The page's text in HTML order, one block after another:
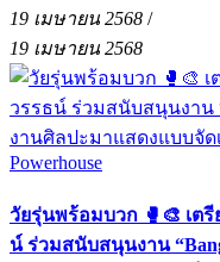
19 เมษายน 2568 /
19 เมษายน 2568
วัยรุ่นพร้อมบวก 🥊🎨 เต
น์ ร่วมสนับสนุนงาน